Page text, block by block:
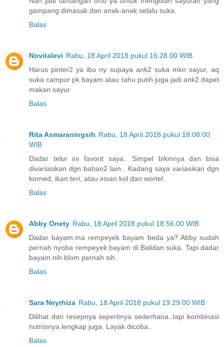
gampang dimasak dan anak-anak selalu suka.
Balas
Novitalevi Rabu, 18 April 2018 pukul 16.28.00 WIB
Harus pinter2 ya ibu ny supaya ank2 suka mkn sayur, aq
suka campur pk bayam atau tahu putih juga jadi ank2 dapet
makan sayur
Balas
Rita Asmaraningsih Rabu, 18 April 2018 pukul 18.08.00
WIB
Dadar telur ini favorit saya.. Simpel bikinnya dan bisa
divariasikan dgn bahan2 lain.. Kadang saya variasikan dgn
korned, ikan teri, atau irisan kol dan wortel..
Balas
Abby Onety Rabu, 18 April 2018 pukul 18.56.00 WIB
Dadar bayam.ma rempeyek bayam beda ya? Abby sudah
pernah nyoba rempeyek bayam di Balidan suka. Tapi dadar
bayam nih blom pernah sih.
Balas
Sara Neyrhiza Rabu, 18 April 2018 pukul 19.29.00 WIB
Dilihat dari resepnya sepertinya sederhana..tapi kombinasi
nutrisinya lengkap juga. Layak dicoba..
Balas